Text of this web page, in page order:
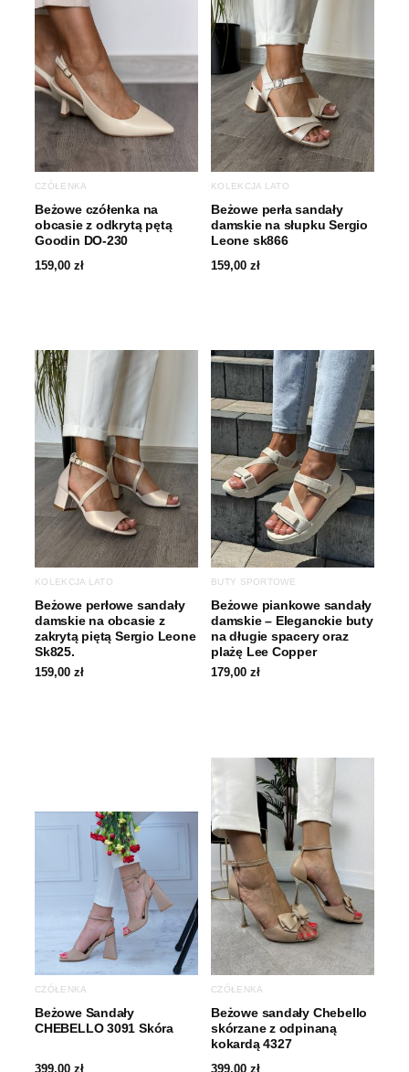
CZÓŁENKA
Beżowe czółenka na
obcasie z odkrytą pętą
Goodin DO-230
159,00 zł
KOLEKCJA LATO
Beżowe perła sandały
damskie na słupku Sergio
Leone sk866
159,00 zł
KOLEKCJA LATO
Beżowe perłowe sandały
damskie na obcasie z
zakrytą piętą Sergio Leone
Sk825.
159,00 zł
BUTY SPORTOWE
Beżowe piankowe sandały
damskie – Eleganckie buty
na długie spacery oraz
plażę Lee Copper
179,00 zł
CZÓŁENKA
Beżowe Sandały
CHEBELLO 3091 Skóra
399,00 zł
CZÓŁENKA
Beżowe sandały Chebello
skórzane z odpinaną
kokardą 4327
399,00 zł